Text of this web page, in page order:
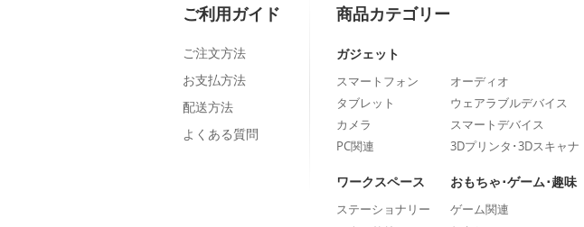
ご利用ガイド
ご注文方法
お支払方法
配送方法
よくある質問
商品カテゴリー
ガジェット
スマートフォン
タブレット
カメラ
PC関連
オーディオ
ウェアラブルデバイス
スマートデバイス
3Dプリンタ･3Dスキャナ
ワークスペース
ステーショナリー
おもちゃ･ゲーム･趣味
ゲーム関連